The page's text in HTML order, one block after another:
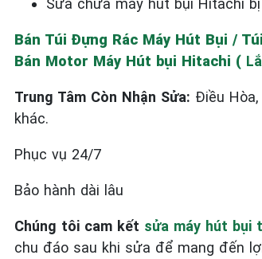
Sửa chữa máy hút bụi Hitachi
Bán Túi Đựng Rác Máy Hút Bụi /
Bán Motor Máy Hút bụi Hitachi (
Trung Tâm Còn Nhận Sửa: Điều
khác.
Phục vụ 24/7
Bảo hành dài lâu
Chúng tôi cam kết sửa máy hút bụi
chu đáo sau khi sửa để mang đến